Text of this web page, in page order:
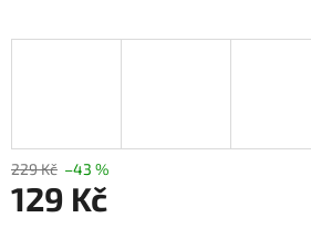
229 Kč –43 %
129 Kč